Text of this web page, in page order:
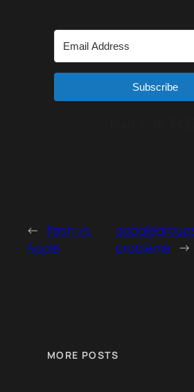
Subscribe
← flash vs.
Apple
probléma →
MORE POSTS